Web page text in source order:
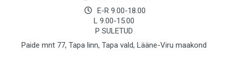
E-R 9.00-18.00
L 9.00-15.00
P SULETUD
Paide mnt 77, Tapa linn, Tapa vald, Lääne-Viru maakond